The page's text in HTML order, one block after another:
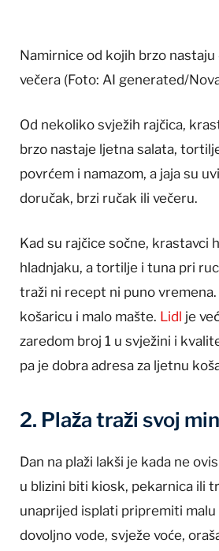
Namirnice od kojih brzo nastaju
večera (Foto: AI generated/
Od nekoliko svježih rajčica,
brzo nastaje ljetna salata,
povrćem i namazom, a jaja su
doručak, brzi ručak ili večeru.
Kad su rajčice sočne, krastavci
hladnjaku, a tortilje i tuna pri
traži ni recept ni puno
košaricu i malo mašte. Lidl je
zaredom broj 1 u svježini i
pa je dobra adresa za ljetnu
2. Plaža traži svoj
Dan na plaži lakši je kada ne
u blizini biti kiosk, pekarnica ili
unaprijed isplati pripremiti malu
dovoljno vode, svježe voće,